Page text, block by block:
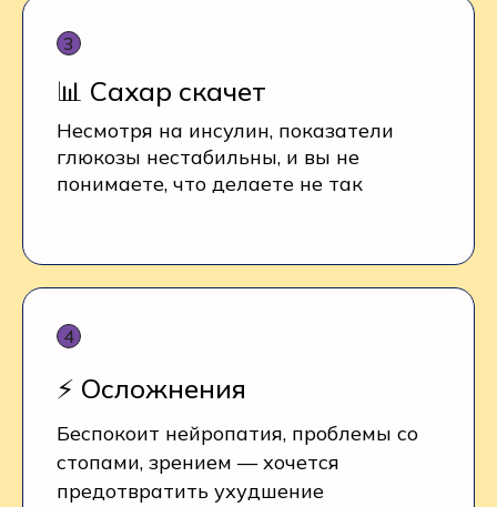
📊 Сахар скачет
Несмотря на инсулин, показатели
глюкозы нестабильны, и вы не
понимаете, что делаете не так
⚡ Осложнения
Беспокоит нейропатия, проблемы со
стопами, зрением — хочется
предотвратить ухудшение